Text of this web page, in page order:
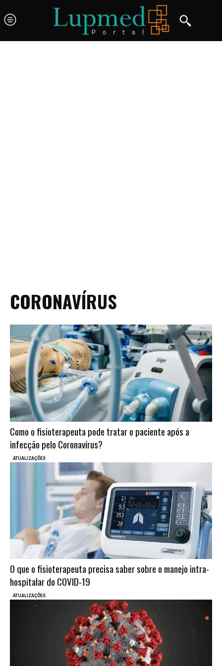
CORONAVÍRUS
Como o fisioterapeuta pode tratar o paciente após a
infecção pelo Coronavírus?
ATUALIZAÇÕES
O que o fisioterapeuta precisa saber sobre o manejo intra-
hospitalar do COVID-19
ATUALIZAÇÕES